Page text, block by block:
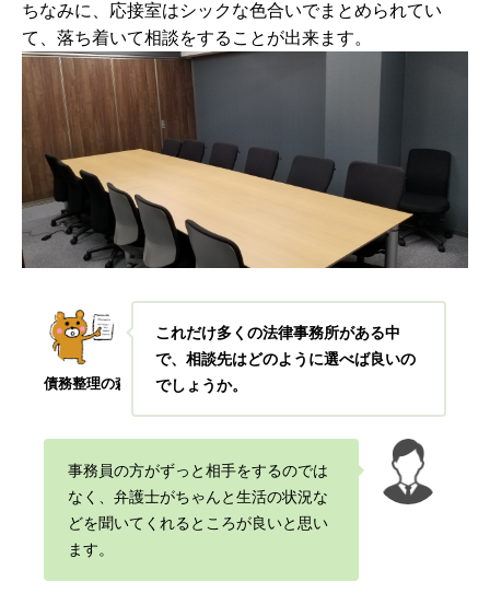
ちなみに、応接室はシックな色合いでまとめられてい
て、落ち着いて相談をすることが出来ます。
債務整理の森
これだけ多くの法律事務所がある中
で、相談先はどのように選べば良いの
でしょうか。
事務員の方がずっと相手をするのでは
なく、弁護士がちゃんと生活の状況な
どを聞いてくれるところが良いと思い
ます。